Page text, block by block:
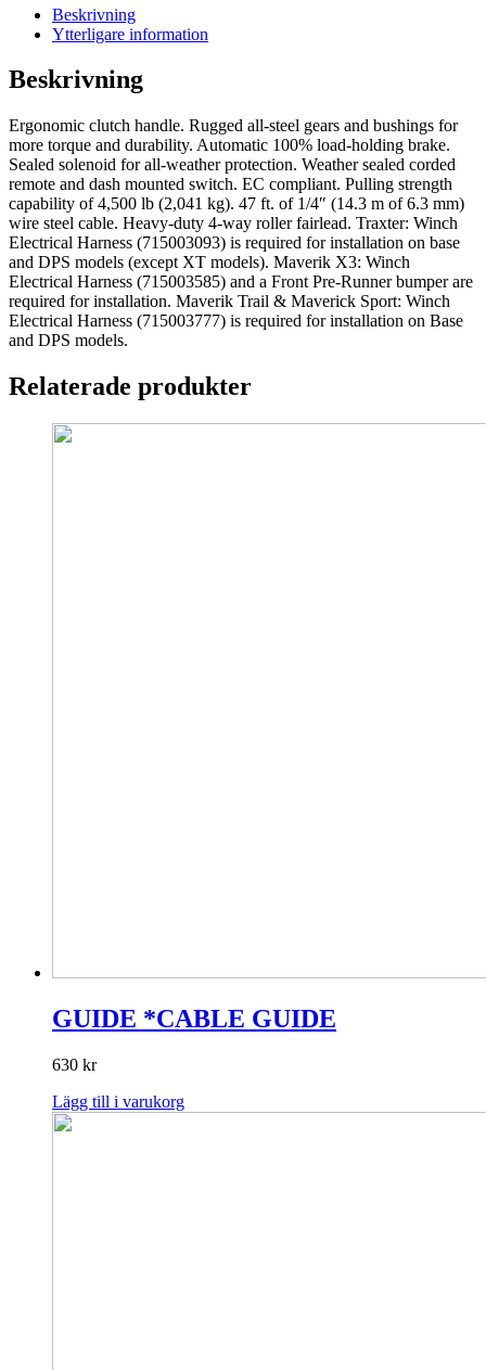
SUPERWINCH
mängd
Beskrivning
Ytterligare information
Beskrivning
Ergonomic clutch handle. Rugged all-steel gears and bushings for
more torque and durability. Automatic 100% load-holding brake.
Sealed solenoid for all-weather protection. Weather sealed corded
remote and dash mounted switch. EC compliant. Pulling strength
capability of 4,500 lb (2,041 kg). 47 ft. of 1/4″ (14.3 m of 6.3 mm)
wire steel cable. Heavy-duty 4-way roller fairlead. Traxter: Winch
Electrical Harness (715003093) is required for installation on base
and DPS models (except XT models). Maverik X3: Winch
Electrical Harness (715003585) and a Front Pre-Runner bumper are
required for installation. Maverik Trail & Maverick Sport: Winch
Electrical Harness (715003777) is required for installation on Base
and DPS models.
Relaterade produkter
GUIDE *CABLE GUIDE
630 kr
Lägg till i varukorg